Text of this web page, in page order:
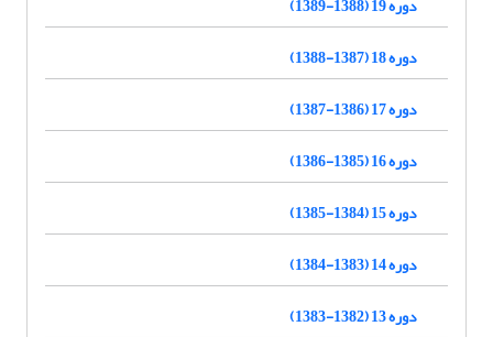
دوره 18 (1387-1388)
دوره 17 (1386-1387)
دوره 16 (1385-1386)
دوره 15 (1384-1385)
دوره 14 (1383-1384)
دوره 13 (1382-1383)